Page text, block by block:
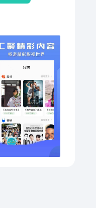
行、我们的
年盛典、音乐
搭子、人气美
、我们的新家、
家、国货潮起来
神话、两个人
光之恋、爱上
祈小姐的心愿
之迷